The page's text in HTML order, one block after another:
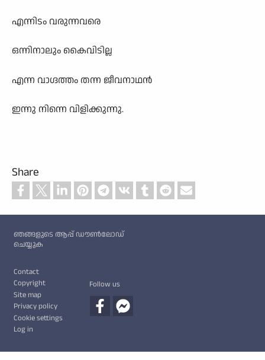
എന്നിടം വരുന്നവരെ
ഒന്നിനാലും കൈവിടില്ല
എന്ന വാഗ്ദത്തം തന്ന ജീവനാഥൻ
ഇന്നു നിന്നെ വിളിക്കുന്നു.
Share
ഞങ്ങളുടെ ആപ്പ് ഡൗൺലോഡ്
ചെയ്യുക
Contact
Copyright
Site map
Privacy policy
Cookie settings
Log in
Follow us